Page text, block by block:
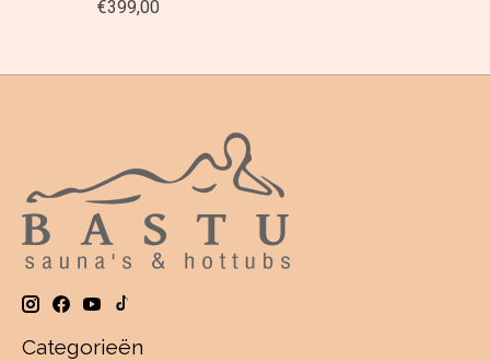
€399,00
Categorieën